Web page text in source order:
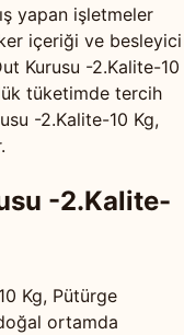
yapan işletmeler
içeriği ve besleyici
Kurusu -2.Kalite-10
tüketimde tercih
-2.Kalite-10 Kg,
-2.Kalite-
Kg, Pütürge
ortamda